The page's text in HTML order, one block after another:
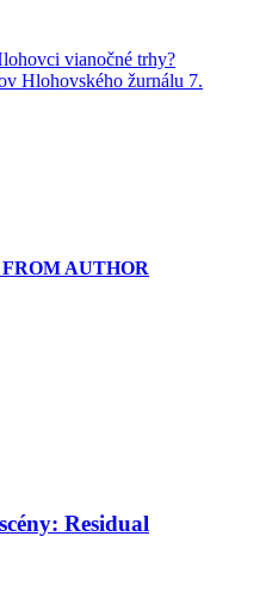
vianočné trhy?
Hlohovského žurnálu 7.
AUTHOR
Residual